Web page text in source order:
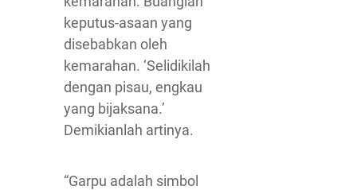
keputus-asaan yang
disebabkan oleh
kemarahan. ‘Selidikilah
dengan pisau, engkau
yang bijaksana.’
Demikianlah artinya.
“Garpu adalah simbol